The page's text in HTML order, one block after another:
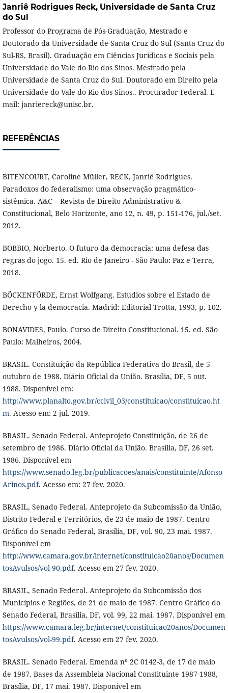
Janriê Rodrigues Reck, Universidade de Santa Cruz
do Sul
Professor do Programa de Pós-Graduação, Mestrado e
Doutorado da Universidade de Santa Cruz do Sul (Santa Cruz do
Sul-RS, Brasil). Graduação em Ciências Jurídicas e Sociais pela
Universidade do Vale do Rio dos Sinos. Mestrado pela
Universidade de Santa Cruz do Sul. Doutorado em Direito pela
Universidade do Vale do Rio dos Sinos.. Procurador Federal. E-
mail: janriereck@unisc.br.
REFERÊNCIAS
BITENCOURT, Caroline Müller, RECK, Janriê Rodrigues.
Paradoxos do federalismo: uma observação pragmático-
sistêmica. A&C – Revista de Direito Administrativo &
Constitucional, Belo Horizonte, ano 12, n. 49, p. 151-176, jul./set.
2012.
BOBBIO, Norberto. O futuro da democracia: uma defesa das
regras do jogo. 15. ed. Rio de Janeiro - São Paulo: Paz e Terra,
2018.
BÖCKENFÖRDE, Ernst Wolfgang. Estudios sobre el Estado de
Derecho y la democracia. Madrid: Editorial Trotta, 1993, p. 102.
BONAVIDES, Paulo. Curso de Direito Constitucional. 15. ed. São
Paulo: Malheiros, 2004.
BRASIL. Constituição da República Federativa do Brasil, de 5
outubro de 1988. Diário Oficial da União. Brasília, DF, 5 out.
1988. Disponível em:
http://www.planalto.gov.br/ccivil_03/constituicao/constituicao.ht
m. Acesso em: 2 jul. 2019.
BRASIL. Senado Federal. Anteprojeto Constituição, de 26 de
setembro de 1986. Diário Oficial da União. Brasília, DF, 26 set.
1986. Disponível em
https://www.senado.leg.br/publicacoes/anais/constituinte/Afonso
Arinos.pdf. Acesso em: 27 fev. 2020.
BRASIL, Senado Federal. Anteprojeto da Subcomissão da União,
Distrito Federal e Territórios, de 23 de maio de 1987. Centro
Gráfico do Senado Federal, Brasília, DF, vol. 90, 23 mai. 1987.
Disponível em
http://www.camara.gov.br/internet/constituicao20anos/Documen
tosAvulsos/vol-90.pdf. Acesso em 27 fev. 2020.
BRASIL, Senado Federal. Anteprojeto da Subcomissão dos
Municípios e Regiões, de 21 de maio de 1987. Centro Gráfico do
Senado Federal, Brasília, DF, vol. 99, 22 mai. 1987. Disponível em
https://www.camara.leg.br/internet/constituicao20anos/Documen
tosAvulsos/vol-99.pdf. Acesso em 27 fev. 2020.
BRASIL. Senado Federal. Emenda nº 2C 0142-3, de 17 de maio
de 1987. Bases da Assembleia Nacional Constituinte 1987-1988,
Brasília, DF, 17 mai. 1987. Disponível em